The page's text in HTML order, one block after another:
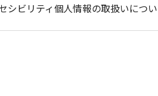
シビリティ個人情報の取扱いにつ